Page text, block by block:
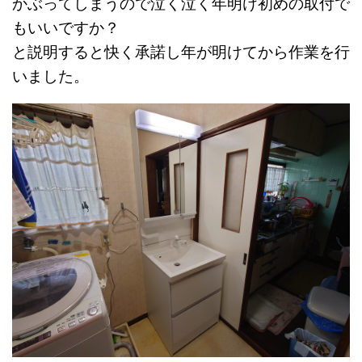
もいいですか？
と説明すると快く承諾し年が明けてから作業を行
いました。